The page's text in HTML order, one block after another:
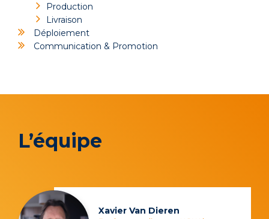
Production
Livraison
Déploiement
Communication & Promotion
L’équipe
Xavier Van Dieren